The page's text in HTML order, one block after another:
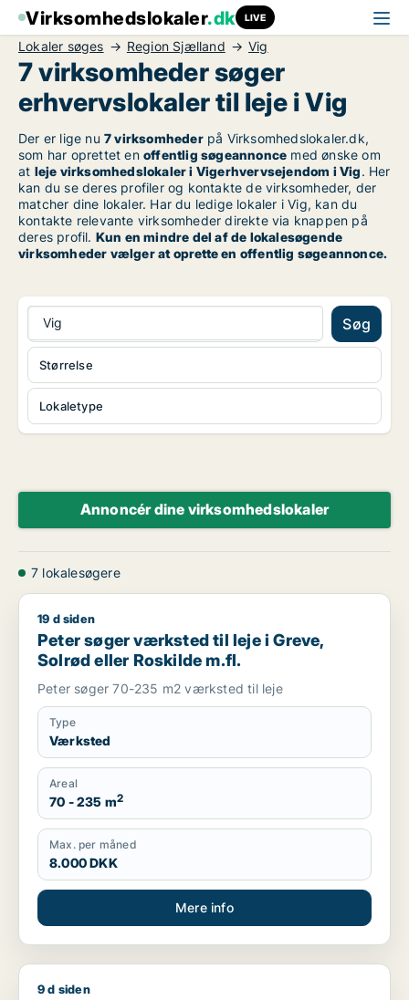
Virksomhedslokaler.dk LIVE
Lokaler søges Region Sjælland Vig
7 virksomheder søger
erhvervslokaler til leje i Vig
Der er lige nu 7 virksomhederpå Virksomhedslokaler.dk,
som har oprettet en offentlig søgeannonce med ønske om
at leje virksomhedslokaler i Vigerhvervsejendom i Vig. Her
kan du se deres profiler og kontakte de virksomheder, der
matcher dine lokaler. Har du ledige lokaler i Vig, kan du
kontakte relevante virksomheder direkte via knappen på
deres profil. Kun en mindre del af de lokalesøgende
virksomheder vælger at oprette en offentlig søgeannonce.
Vig Søg
Lokaletype
Størrelse
Annoncér dine virksomhedslokaler
7 lokalesøgere
Peter søger værksted til leje i Greve, Solrød eller Roskilde
19 d siden
Peter søger værksted til leje i Greve,
Solrød eller Roskilde m.fl.
Peter søger 70-235 m2 værksted til leje
Type
Værksted
Areal
70 - 235 m2
Max. per måned
8.000 DKK
Mere info
Otto søger lager eller garage til leje i Storkøbenhavn,
9 d siden